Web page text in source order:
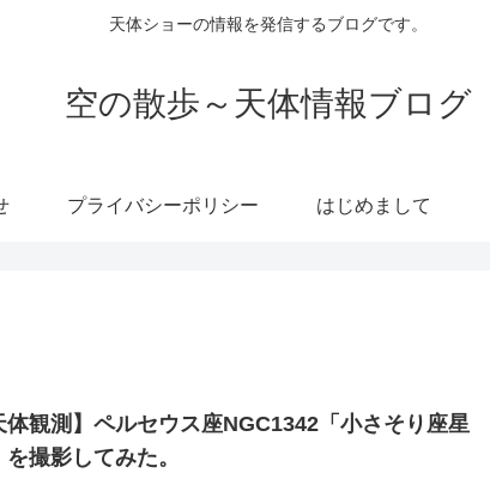
天体ショーの情報を発信するブログです。
空の散歩～天体情報ブログ
プライバシーポリシー はじめまして
体観測】ペルセウス座NGC1342「小さそり座星
を撮影してみた。